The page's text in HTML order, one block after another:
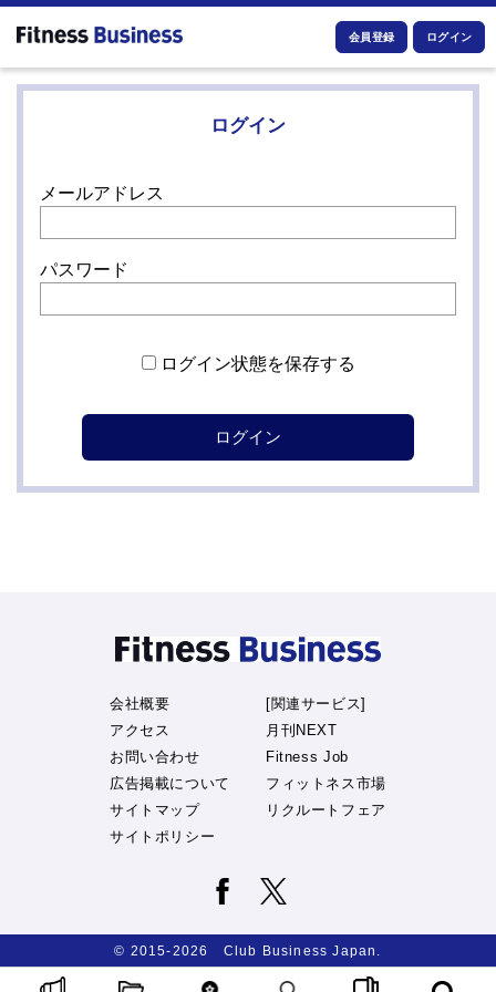
会員登録 ログイン
ログイン
メールアドレス
パスワード
ログイン状態を保存する
会社概要
アクセス
お問い合わせ
広告掲載について
サイトマップ
サイトポリシー
[関連サービス]
月刊NEXT
Fitness Job
フィットネス市場
リクルートフェア
© 2015-2026 Club Business Japan.